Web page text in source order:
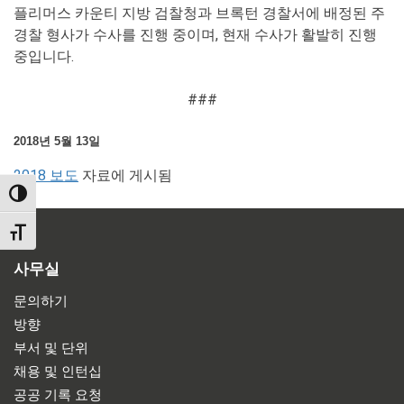
TOGGLE HIGH CONTRAST
TOGGLE FONT SIZE
플리머스 카운티 지방 검찰청과 브록턴 경찰서에 배정된 주
경찰 형사가 수사를 진행 중이며, 현재 수사가 활발히 진행
중입니다.
###
2018년 5월 13일
2018 보도 자료에 게시됨
사무실
문의하기
방향
부서 및 단위
채용 및 인턴십
공공 기록 요청